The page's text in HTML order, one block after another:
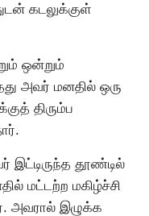
கடலுக்குள்
ஒன்றும்
அவர் மனதில் ஒரு
திரும்ப
தூண்டில்
மட்டற்ற மகிழ்ச்சி
அவரால் இழுக்க